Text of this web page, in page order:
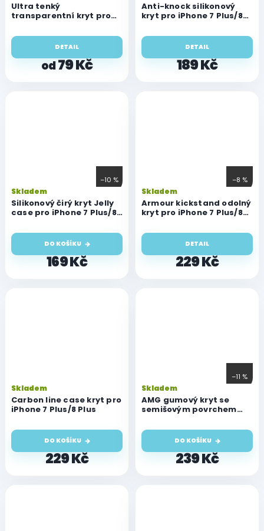
Ultra tenký
transparentní kryt pro
od79 Kč
DETAIL
Anti-knock silikonový
kryt pro iPhone 7 Plus/8
189 Kč
DETAIL
–10 %
Silikonový čirý kryt Jelly
case pro iPhone 7 Plus/8
Skladem
169 Kč
DO KOŠÍKU
–8 %
Armour kickstand odolný
kryt pro iPhone 7 Plus/8
Skladem
229 Kč
DETAIL
Carbon line case kryt pro
iPhone 7 Plus/8 Plus
Skladem
229 Kč
DO KOŠÍKU
–11 %
AMG gumový kryt se
semišovým povrchem
Skladem
239 Kč
DO KOŠÍKU